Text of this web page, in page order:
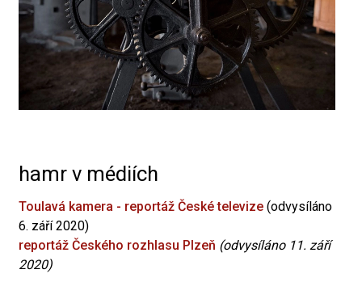
hamr v médiích
Toulavá kamera - reportáž České televize (odvysíláno
6. září 2020)
reportáž Českého rozhlasu Plzeň (odvysíláno 11. září
2020)